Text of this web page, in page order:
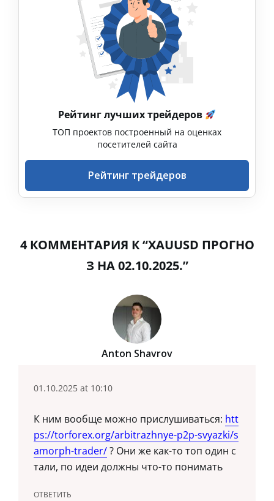
Рейтинг лучших трейдеров
ТОП проектов построенный на оценках
посетителей сайта
Рейтинг трейдеров
4 КОММЕНТАРИЯ К “XAUUSD ПРОГНО
З НА 02.10.2025.”
Anton Shavrov
01.10.2025 at 10:10
К ним вообще можно прислушиваться: htt
ps://torforex.org/arbitrazhnye-p2p-svyazki/s
amorph-trader/? Они же как-то топ один с
тали, по идеи должны что-то понимать
ОТВЕТИТЬ